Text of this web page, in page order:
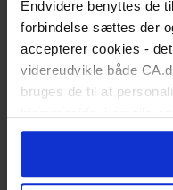
Endvidere benyttes de
forbindelse sættes der
accepterer cookies -
videreudvikle både
bruges de til at
cookie-samtykke, kan